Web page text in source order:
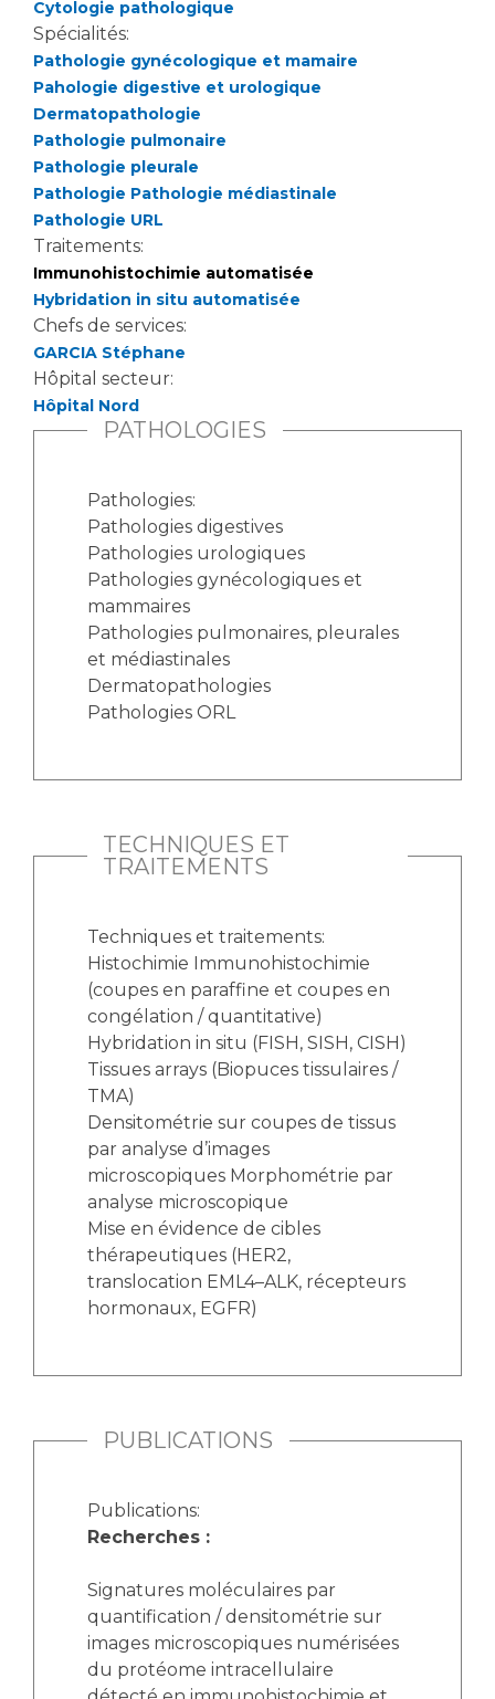
Charte Romain Jacob
Mouvement Parcours Handicap 13
Activité physique
Cancer
Médecine nucléaire
Maladies rares
Vos représentants
La Commission Des Usagers (CDU)
Les Comités Locaux des Usagers
Le projet des usagers
Qualité
Nos indicateurs qualité et de sécurité des soins
Protection des données
Sécurité
Les recherches en santé à l’AP-HM
Lieu de santé sans tabac
Adresser un patient
Réseaux de soins
Adresser un examen au Laboratoire de Biologie
Médicale
Radiologie / Imagerie
Cancérologie
Les pôles d'activité médicale
Anatomie et Cytologie Pathologiques
Adresser un examen au Laboratoire d'Infectiologie
Centres de référence Maladies Rares
Plateforme d'Expertise Maladies Rares
Presse / Multimédia
Dossiers de presse
Médiathèque
Fournisseurs
Rôles et missions
Liste des marchés conclus
Cytologie pathologique
Spécialités:
Pathologie gynécologique et mamaire
Pahologie digestive et urologique
Dermatopathologie
Pathologie pulmonaire
Pathologie pleurale
Pathologie Pathologie médiastinale
Pathologie URL
Traitements:
Immunohistochimie automatisée
Hybridation in situ automatisée
Chefs de services:
GARCIA Stéphane
Hôpital secteur:
Hôpital Nord
PATHOLOGIES
Pathologies:
Pathologies digestives
Pathologies urologiques
Pathologies gynécologiques et
mammaires
Pathologies pulmonaires, pleurales
et médiastinales
Dermatopathologies
Pathologies ORL
TECHNIQUES ET
TRAITEMENTS
Techniques et traitements:
Histochimie Immunohistochimie
(coupes en paraffine et coupes en
congélation / quantitative)
Hybridation in situ (FISH, SISH, CISH)
Tissues arrays (Biopuces tissulaires /
TMA)
Densitométrie sur coupes de tissus
par analyse d’images
microscopiques Morphométrie par
analyse microscopique
Mise en évidence de cibles
thérapeutiques (HER2,
translocation EML4–ALK, récepteurs
hormonaux, EGFR)
PUBLICATIONS
Publications:
Recherches :
Signatures moléculaires par
quantification / densitométrie sur
images microscopiques numérisées
du protéome intracellulaire